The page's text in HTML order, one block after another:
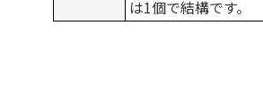
は1個で結構です。